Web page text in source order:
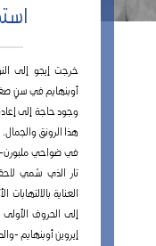
أوبنهايم في سنٍ
وجود حاجة إلى
هذا الرونق
في ضواحي ملبورن-
تار الذي سُمي
العناية
إلى الحروف
إيروين أوبنهايم -